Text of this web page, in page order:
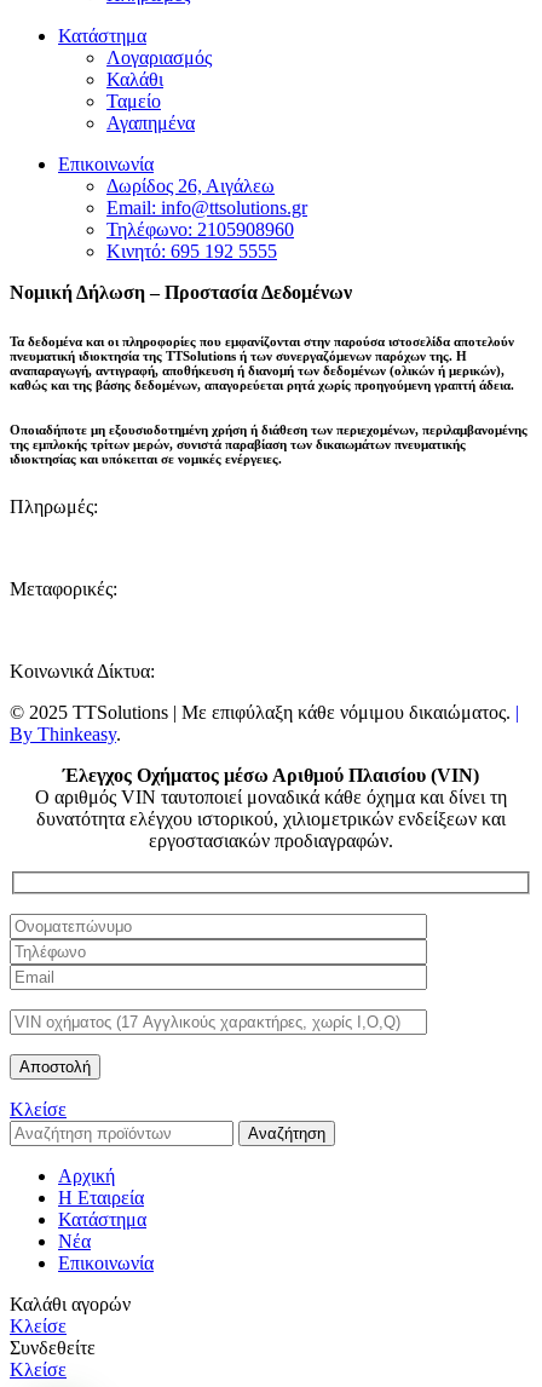
Κατάστημα
Λογαριασμός
Καλάθι
Ταμείο
Αγαπημένα
Επικοινωνία
Δωρίδος 26, Αιγάλεω
Email: info@ttsolutions.gr
Τηλέφωνο: 2105908960
Κινητό: 695 192 5555
Νομική Δήλωση – Προστασία Δεδομένων
Τα δεδομένα και οι πληροφορίες που εμφανίζονται στην παρούσα ιστοσελίδα αποτελούν
πνευματική ιδιοκτησία της TTSolutions ή των συνεργαζόμενων παρόχων της. Η
αναπαραγωγή, αντιγραφή, αποθήκευση ή διανομή των δεδομένων (ολικών ή μερικών),
καθώς και της βάσης δεδομένων, απαγορεύεται ρητά χωρίς προηγούμενη γραπτή άδεια.
Οποιαδήποτε μη εξουσιοδοτημένη χρήση ή διάθεση των περιεχομένων, περιλαμβανομένης
της εμπλοκής τρίτων μερών, συνιστά παραβίαση των δικαιωμάτων πνευματικής
ιδιοκτησίας και υπόκειται σε νομικές ενέργειες.
Πληρωμές:
Μεταφορικές:
Κοινωνικά Δίκτυα:
© 2025 TTSolutions | Με επιφύλαξη κάθε νόμιμου δικαιώματος. |
By Thinkeasy.
Έλεγχος Οχήματος μέσω Αριθμού Πλαισίου (VIN)
Ο αριθμός VIN ταυτοποιεί μοναδικά κάθε όχημα και δίνει τη
δυνατότητα ελέγχου ιστορικού, χιλιομετρικών ενδείξεων και
εργοστασιακών προδιαγραφών.
Κλείσε
Αναζήτηση
Αρχική
Η Εταιρεία
Κατάστημα
Νέα
Επικοινωνία
Καλάθι αγορών
Κλείσε
Συνδεθείτε
Κλείσε